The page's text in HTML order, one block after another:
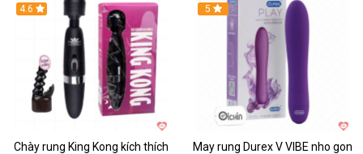
4.6
Chày rung King Kong kích thích
Hot
5
May rung Durex V VIBE nho gon